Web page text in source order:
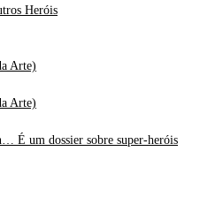
Heróis
Arte)
Arte)
É um dossier sobre super-heróis